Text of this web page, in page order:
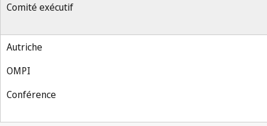
Comité exécutif
Autriche
OMPI
Conférence